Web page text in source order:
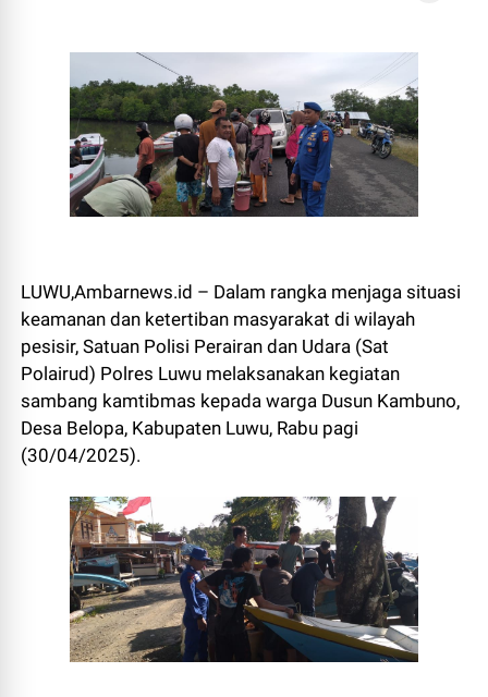
LUWU,Ambarnews.id – Dalam rangka menjaga situasi
keamanan dan ketertiban masyarakat di wilayah
pesisir, Satuan Polisi Perairan dan Udara (Sat
Polairud) Polres Luwu melaksanakan kegiatan
sambang kamtibmas kepada warga Dusun Kambuno,
Desa Belopa, Kabupaten Luwu, Rabu pagi
(30/04/2025).